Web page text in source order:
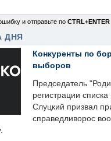
и отправьте по CTRL+ENTER
ДНЯ
Конкуренты по
выборов
Председатель
регистрации
Слуцкий призвал
справедливорос